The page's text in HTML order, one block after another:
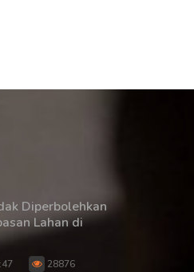
Diperbolehkan
Lahan di
28876